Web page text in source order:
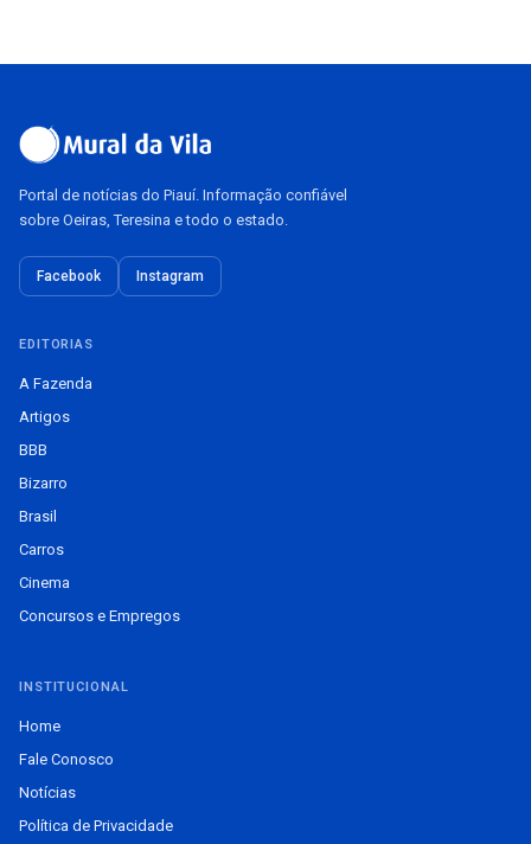
Portal de notícias do Piauí. Informação confiável
sobre Oeiras, Teresina e todo o estado.
Facebook Instagram
EDITORIAS
A Fazenda
Artigos
BBB
Bizarro
Brasil
Carros
Cinema
Concursos e Empregos
INSTITUCIONAL
Home
Fale Conosco
Notícias
Política de Privacidade